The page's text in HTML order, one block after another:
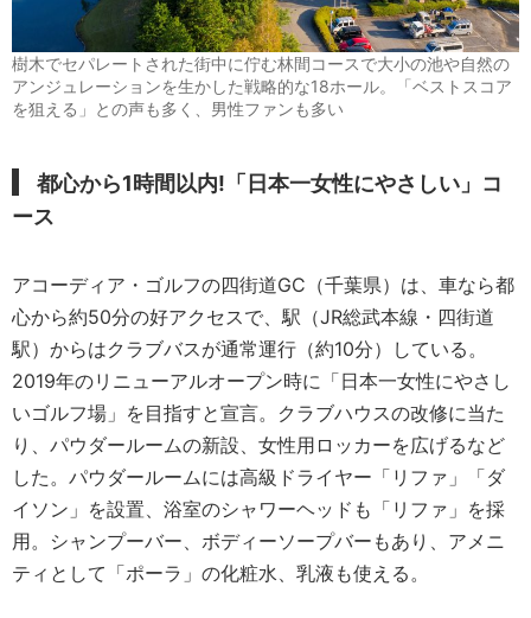
樹木でセパレートされた街中に佇む林間コースで大小の池や自然の
アンジュレーションを生かした戦略的な18ホール。「ベストスコア
を狙える」との声も多く、男性ファンも多い
都心から1時間以内!「日本一女性にやさしい」コ
ース
アコーディア・ゴルフの四街道GC（千葉県）は、車なら都
心から約50分の好アクセスで、駅（JR総武本線・四街道
駅）からはクラブバスが通常運行（約10分）している。
2019年のリニューアルオープン時に「日本一女性にやさし
いゴルフ場」を目指すと宣言。クラブハウスの改修に当た
り、パウダールームの新設、女性用ロッカーを広げるなど
した。パウダールームには高級ドライヤー「リファ」「ダ
イソン」を設置、浴室のシャワーヘッドも「リファ」を採
用。シャンプーバー、ボディーソープバーもあり、アメニ
ティとして「ポーラ」の化粧水、乳液も使える。